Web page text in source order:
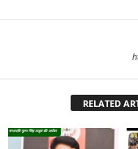
RELATED